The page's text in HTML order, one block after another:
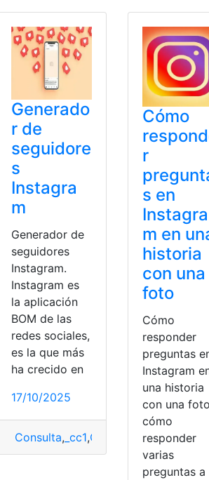
,Mass,Propietario
Generado
r de
seguidore
s
Instagra
m
Generador de
seguidores
Instagram.
Instagram es
la aplicación
BOM de las
redes sociales,
es la que más
ha crecido en
17/10/2025
Consulta, _cc1,Generador,
Cómo
r
s en
Instagra
m en
historia
con una
foto
Cómo
responder
preguntas
Instagram
una historia
con una
cómo
responder
varias
preguntas a